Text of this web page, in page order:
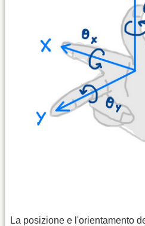
La posizione e l'orientamento